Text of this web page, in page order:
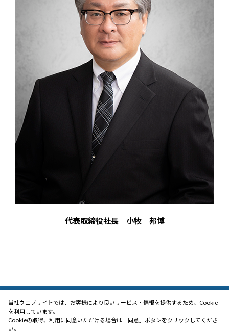
代表取締役社長　小牧　邦博
当社ウェブサイトでは、お客様により良いサービス・情報を提供するため、Cookie
を利用しています。
Cookieの取得、利用に同意いただける場合は「同意」ボタンをクリックしてくださ
い。